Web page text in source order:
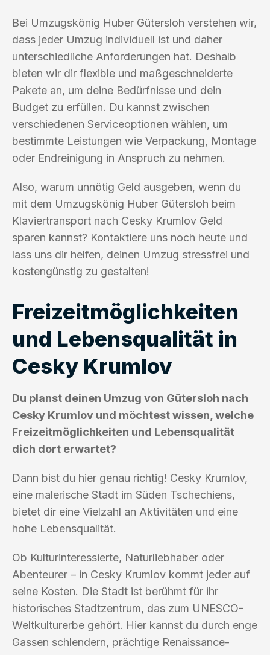
Bei Umzugskönig Huber Gütersloh verstehen wir,
dass jeder Umzug individuell ist und daher
unterschiedliche Anforderungen hat. Deshalb
bieten wir dir flexible und maßgeschneiderte
Pakete an, um deine Bedürfnisse und dein
Budget zu erfüllen. Du kannst zwischen
verschiedenen Serviceoptionen wählen, um
bestimmte Leistungen wie Verpackung, Montage
oder Endreinigung in Anspruch zu nehmen.
Also, warum unnötig Geld ausgeben, wenn du
mit dem Umzugskönig Huber Gütersloh beim
Klaviertransport nach Cesky Krumlov Geld
sparen kannst? Kontaktiere uns noch heute und
lass uns dir helfen, deinen Umzug stressfrei und
kostengünstig zu gestalten!
Freizeitmöglichkeiten
und Lebensqualität in
Cesky Krumlov
Du planst deinen Umzug von Gütersloh nach
Cesky Krumlov und möchtest wissen, welche
Freizeitmöglichkeiten und Lebensqualität
dich dort erwartet?
Dann bist du hier genau richtig! Cesky Krumlov,
eine malerische Stadt im Süden Tschechiens,
bietet dir eine Vielzahl an Aktivitäten und eine
hohe Lebensqualität.
Ob Kulturinteressierte, Naturliebhaber oder
Abenteurer – in Cesky Krumlov kommt jeder auf
seine Kosten. Die Stadt ist berühmt für ihr
historisches Stadtzentrum, das zum UNESCO-
Weltkulturerbe gehört. Hier kannst du durch enge
Gassen schlendern, prächtige Renaissance-